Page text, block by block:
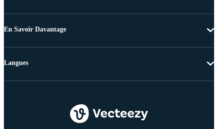
En Savoir Davantage
Langues